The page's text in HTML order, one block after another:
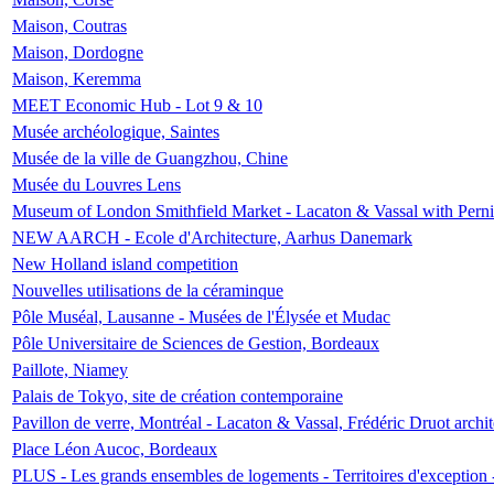
Maison, Coutras
Maison, Dordogne
Maison, Keremma
MEET Economic Hub - Lot 9 & 10
Musée archéologique, Saintes
Musée de la ville de Guangzhou, Chine
Musée du Louvres Lens
Museum of London Smithfield Market - Lacaton & Vassal with
NEW AARCH - Ecole d'Architecture, Aarhus Danemark
New Holland island competition
Nouvelles utilisations de la céraminque
Pôle Muséal, Lausanne - Musées de l'Élysée et Mudac
Pôle Universitaire de Sciences de Gestion, Bordeaux
Paillote, Niamey
Palais de Tokyo, site de création contemporaine
Pavillon de verre, Montréal - Lacaton & Vassal, Frédéric Druot
Place Léon Aucoc, Bordeaux
PLUS - Les grands ensembles de logements - Territoires